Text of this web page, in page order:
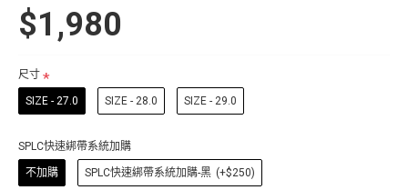
$1,980
尺寸
SIZE - 27.0 SIZE - 28.0 SIZE - 29.0
SPLC快速綁帶系統加購
不加購 SPLC快速綁帶系統加購-黑 (+$250)